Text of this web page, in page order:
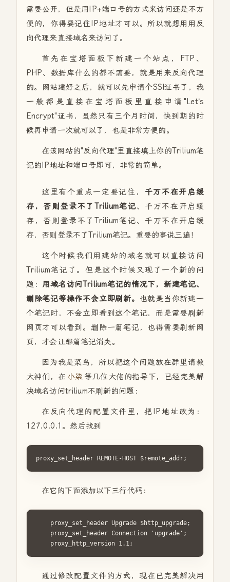
需要公开，但是用IP+端口号的方式来访问还是不方
便的，你得要记住IP地址才可以。所以就想用用反
向代理来直接域名来访问了。
首先在宝塔面板下新建一个站点，FTP、
PHP、数据库什么的都不需要，就是用来反向代理
的。网站建好之后，就可以先申请个SSl证书了，我
一般都是直接在宝塔面板里直接申请"Let’s
Encrypt"证书，虽然只有三个月时间，快到期的时
候再申请一次就可以了，也是非常方便的。
在该网站的"反向代理"里直接填上你的Trilium笔
记的IP地址和端口号即可，非常的简单。
这里有个重点一定要记住， 千万不在开启缓
存，否则登录不了Trilium笔记、千万不在开启缓
存，否则登录不了Trilium笔记、千万不在开启缓
存，否则登录不了Trilium笔记。重要的事说三遍！
这个时候我们用建站的域名就可以直接访问
Trilium笔记了。但是这个时候又现了一个新的问
题： 用域名访问Trilium笔记的情况下，新建笔记、
删除笔记等操作不会立即刷新。 也就是当你新建一
个笔记时，不会立即看到这个笔记，而是需要刷新
网页才可以看到。删除一篇笔记，也得需要刷新网
页，才会让那篇笔记消失。
因为我是菜鸟，所以把这个问题放在群里请教
大神们，在小柒 等几位大佬的指导下，已经完美解
决域名访问trilium不刷新的问题：
在反向代理的配置文件里，把IP地址改为：
127.0.0.1。然后找到
proxy_set_header REMOTE-HOST $remote_addr;
在它的下面添加以下三行代码：
    proxy_set_header Upgrade $http_upgrade;
    proxy_set_header Connection 'upgrade';
    proxy_http_version 1.1;
通过修改配置文件的方式，现在已完美解决用